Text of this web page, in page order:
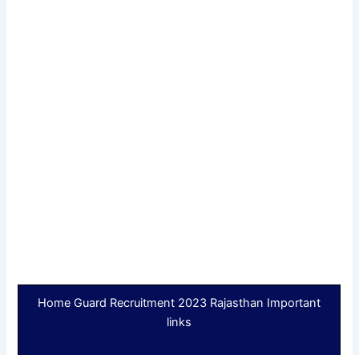
Home Guard Recruitment 2023 Rajasthan Important
links